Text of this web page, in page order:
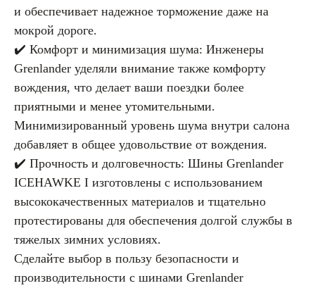
и обеспечивает надежное торможение даже на
мокрой дороге.
✔️ Комфорт и минимизация шума: Инженеры
Grenlander уделяли внимание также комфорту
вождения, что делает ваши поездки более
приятными и менее утомительными.
Минимизированный уровень шума внутри салона
добавляет в общее удовольствие от вождения.
✔️ Прочность и долговечность: Шины Grenlander
ICEHAWKE I изготовлены с использованием
высококачественных материалов и тщательно
протестированы для обеспечения долгой службы в
тяжелых зимних условиях.
Сделайте выбор в пользу безопасности и
производительности с шинами Grenlander